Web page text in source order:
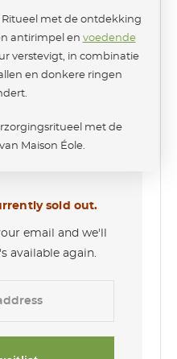
met de ontdekking
antirimpel en voedende
verstevigt, in combinatie
en donkere ringen
met de
Maison Éole.
sold out.
email and we'll
available again.